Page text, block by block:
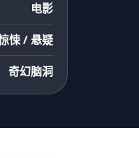
电影
悚 / 悬疑
奇幻脑洞